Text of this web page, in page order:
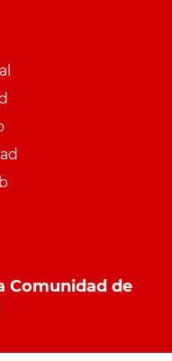
Comunidad de